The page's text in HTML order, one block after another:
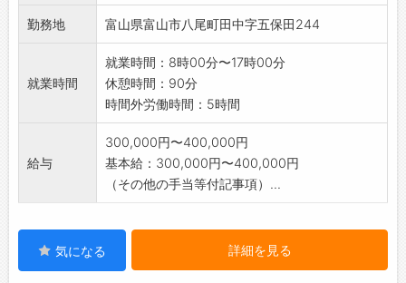
す。
場内作業では、車両系建設機械を使用します。
入社してから免許取
得も可能です。
【変更の範囲:会社の定める業務】
勤務地 富山県富山市八尾町田中字五保田244
就業時間
就業時間：8時00分〜17時00分
休憩時間：90分
時間外労働時間：5時間
給与
300,000円〜400,000円
基本給：300,000円〜400,000円
（その他の手当等付記事項）...
気になる 詳細を見る